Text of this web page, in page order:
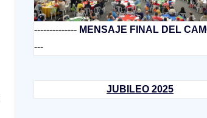
-------------- MENSAJE FINAL DEL
---
JUBILEO 2025